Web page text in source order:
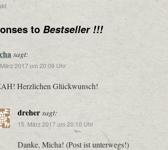
to Bestseller !!!
sagt:
2017 um 20:09 Uhr
Herzlichen Glückwunsch!
drehersagt:
15. März 2017 um 20:10 Uhr
Danke, Micha! (Post ist unterwegs!)